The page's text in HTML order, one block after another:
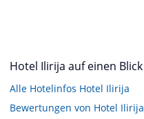
Hotel Ilirija auf einen Blick
Alle Hotelinfos Hotel Ilirija
Bewertungen von Hotel Ilirija